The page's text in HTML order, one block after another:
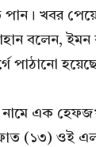
খবর
বলেন,
পাঠানো
এক
(১৩) ওই